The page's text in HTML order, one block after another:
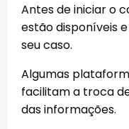
Antes de iniciar o
estão disponíveis
seu caso.
Algumas
facilitam a troca
das informações.